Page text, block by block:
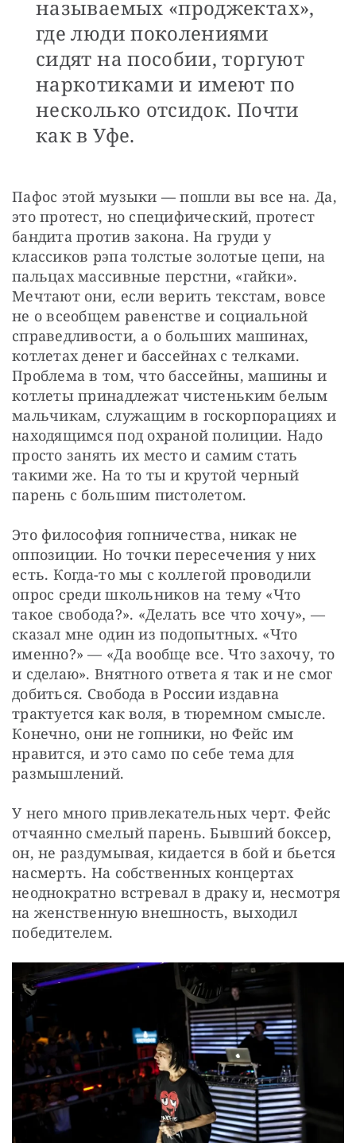
называемых «проджектах»,
где люди поколениями
сидят на пособии, торгуют
наркотиками и имеют по
несколько отсидок. Почти
как в Уфе.
Пафос этой музыки — пошли вы все на. Да,
это протест, но специфический, протест
бандита против закона. На груди у
классиков рэпа толстые золотые цепи, на
пальцах массивные перстни, «гайки».
Мечтают они, если верить текстам, вовсе
не о всеобщем равенстве и социальной
справедливости, а о больших машинах,
котлетах денег и бассейнах с телками.
Проблема в том, что бассейны, машины и
котлеты принадлежат чистеньким белым
мальчикам, служащим в госкорпорациях и
находящимся под охраной полиции. Надо
просто занять их место и самим стать
такими же. На то ты и крутой черный
парень с большим пистолетом.
Это философия гопничества, никак не
оппозиции. Но точки пересечения у них
есть. Когда-то мы с коллегой проводили
опрос среди школьников на тему «Что
такое свобода?». «Делать все что хочу», —
сказал мне один из подопытных. «Что
именно?» — «Да вообще все. Что захочу, то
и сделаю». Внятного ответа я так и не смог
добиться. Свобода в России издавна
трактуется как воля, в тюремном смысле.
Конечно, они не гопники, но Фейс им
нравится, и это само по себе тема для
размышлений.
У него много привлекательных черт. Фейс
отчаянно смелый парень. Бывший боксер,
он, не раздумывая, кидается в бой и бьется
насмерть. На собственных концертах
неоднократно встревал в драку и, несмотря
на женственную внешность, выходил
победителем.